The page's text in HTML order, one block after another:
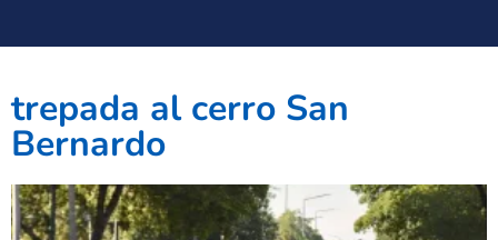
trepada al cerro San
Bernardo